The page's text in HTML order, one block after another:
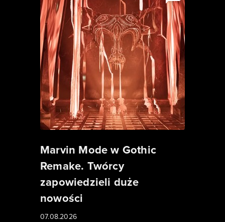
Marvin Mode w Gothic
Remake. Twórcy
zapowiedzieli duże
nowości
07.08.2026